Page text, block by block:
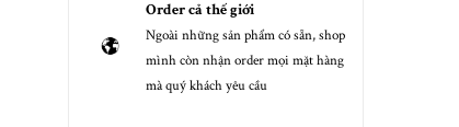
Order cả thế giới
Ngoài những sản phẩm có sẵn, shop
mình còn nhận order mọi mặt hàng
mà quý khách yêu cầu